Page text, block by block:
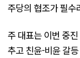
주당의 협조가 필
주 대표는 이번 중
추고 친윤-비윤 갈